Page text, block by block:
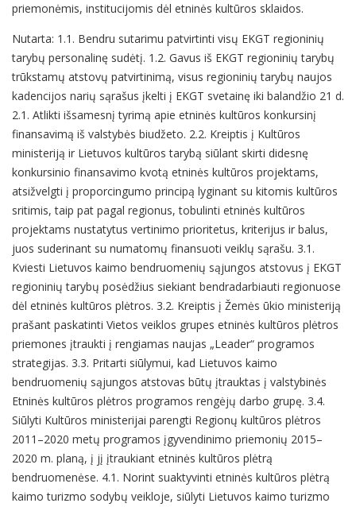
priemonėmis, institucijomis dėl etninės kultūros sklaidos.
Nutarta: 1.1. Bendru sutarimu patvirtinti visų EKGT regioninių
tarybų personalinę sudėtį. 1.2. Gavus iš EKGT regioninių tarybų
trūkstamų atstovų patvirtinimą, visus regioninių tarybų naujos
kadencijos narių sąrašus įkelti į EKGT svetainę iki balandžio 21 d.
2.1. Atlikti išsamesnį tyrimą apie etninės kultūros konkursinį
finansavimą iš valstybės biudžeto. 2.2. Kreiptis į Kultūros
ministeriją ir Lietuvos kultūros tarybą siūlant skirti didesnę
konkursinio finansavimo kvotą etninės kultūros projektams,
atsižvelgti į proporcingumo principą lyginant su kitomis kultūros
sritimis, taip pat pagal regionus, tobulinti etninės kultūros
projektams nustatytus vertinimo prioritetus, kriterijus ir balus,
juos suderinant su numatomų finansuoti veiklų sąrašu. 3.1.
Kviesti Lietuvos kaimo bendruomenių sąjungos atstovus į EKGT
regioninių tarybų posėdžius siekiant bendradarbiauti regionuose
dėl etninės kultūros plėtros. 3.2. Kreiptis į Žemės ūkio ministeriją
prašant paskatinti Vietos veiklos grupes etninės kultūros plėtros
priemones įtraukti į rengiamas naujas „Leader“ programos
strategijas. 3.3. Pritarti siūlymui, kad Lietuvos kaimo
bendruomenių sąjungos atstovas būtų įtrauktas į valstybinės
Etninės kultūros plėtros programos rengėjų darbo grupę. 3.4.
Siūlyti Kultūros ministerijai parengti Regionų kultūros plėtros
2011–2020 metų programos įgyvendinimo priemonių 2015–
2020 m. planą, į jį įtraukiant etninės kultūros plėtrą
bendruomenėse. 4.1. Norint suaktyvinti etninės kultūros plėtrą
kaimo turizmo sodybų veikloje, siūlyti Lietuvos kaimo turizmo